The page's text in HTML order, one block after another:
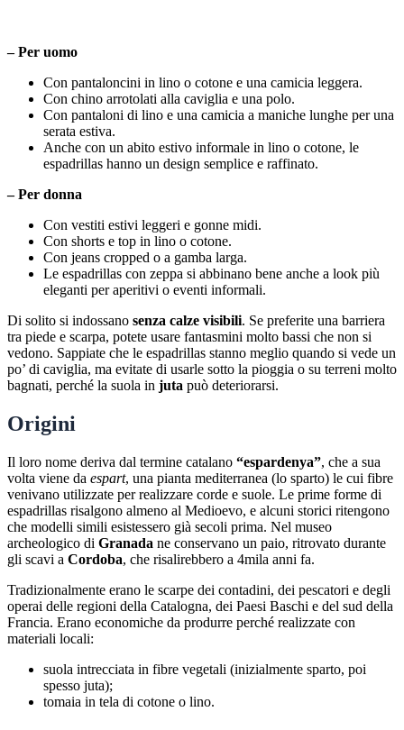
– Per uomo
Con pantaloncini in lino o cotone e una camicia leggera.
Con chino arrotolati alla caviglia e una polo.
Con pantaloni di lino e una camicia a maniche lunghe per una
serata estiva.
Anche con un abito estivo informale in lino o cotone, le
espadrillas hanno un design semplice e raffinato.
– Per donna
Con vestiti estivi leggeri e gonne midi.
Con shorts e top in lino o cotone.
Con jeans cropped o a gamba larga.
Le espadrillas con zeppa si abbinano bene anche a look più
eleganti per aperitivi o eventi informali.
Di solito si indossano senza calze visibili. Se preferite una barriera
tra piede e scarpa, potete usare fantasmini molto bassi che non si
vedono. Sappiate che le espadrillas stanno meglio quando si vede un
po’ di caviglia, ma evitate di usarle sotto la pioggia o su terreni molto
bagnati, perché la suola in juta può deteriorarsi.
Origini
Il loro nome deriva dal termine catalano “espardenya”, che a sua
volta viene da espart, una pianta mediterranea (lo sparto) le cui fibre
venivano utilizzate per realizzare corde e suole. Le prime forme di
espadrillas risalgono almeno al Medioevo, e alcuni storici ritengono
che modelli simili esistessero già secoli prima. Nel museo
archeologico di Granada ne conservano un paio, ritrovato durante
gli scavi a Cordoba, che risalirebbero a 4mila anni fa.
Tradizionalmente erano le scarpe dei contadini, dei pescatori e degli
operai delle regioni della Catalogna, dei Paesi Baschi e del sud della
Francia. Erano economiche da produrre perché realizzate con
materiali locali:
suola intrecciata in fibre vegetali (inizialmente sparto, poi
spesso juta);
tomaia in tela di cotone o lino.